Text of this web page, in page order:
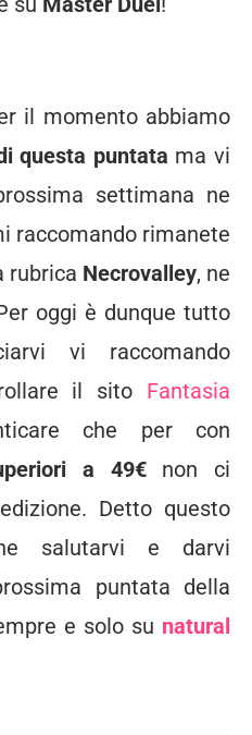
il momento abbiamo
questa puntata ma vi
settimana ne
raccomando rimanete
rubrica Necrovalley, ne
oggi è dunque tutto
vi raccomando
il sito Fantasia
che per con
a 49€non ci
Detto questo
salutarvi e darvi
puntata della
e solo su natural